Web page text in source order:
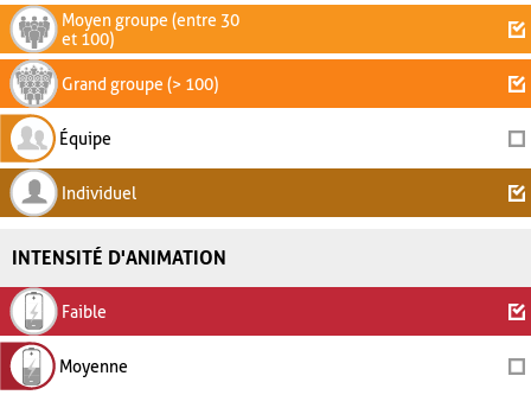
Moyen groupe (entre 30
et 100)
Grand groupe (> 100)
Équipe
Individuel
INTENSITÉ D'ANIMATION
Faible
Moyenne